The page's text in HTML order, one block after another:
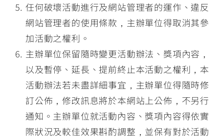
任何破壞活動進行及網站管理者的運作、違反
網站管理者的使用條款，主辦單位得取消其參
加活動之權利。
主辦單位保留隨時變更活動辦法、獎項內容，
以及暫停、延長、提前終止本活動之權利，本
活動辦法若未盡詳細事宜，主辦單位得隨時修
訂公佈，修改訊息將於本網站上公佈，不另行
通知。主辦單位就活動內容、獎項內容得依實
際狀況及較佳效果斟酌調整，並保有對於活動